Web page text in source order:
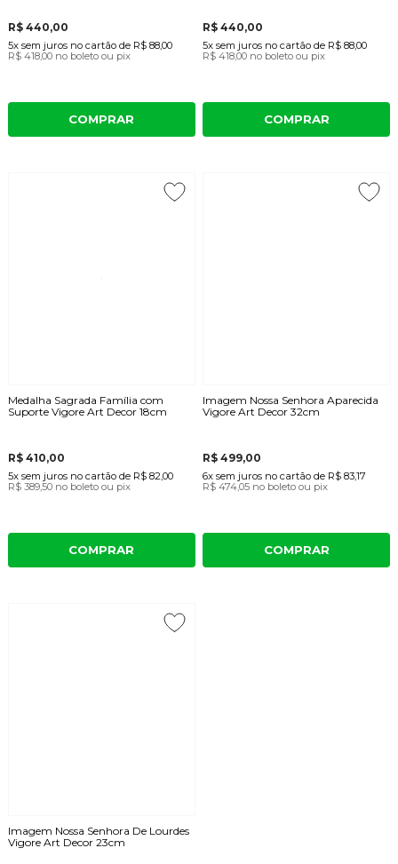
R$ 440,00
5x sem juros no cartãode R$ 88,00
R$ 418,00 no boleto ou pix
COMPRAR
R$ 440,00
5x sem juros no cartão de R$ 88,00
R$ 418,00 no boleto ou pix
COMPRAR
Medalha Sagrada Família com
Suporte Vigore Art Decor 18cm
R$ 410,00
5x sem juros no cartãode R$ 82,00
R$ 389,50 no boleto ou pix
COMPRAR
Imagem Nossa Senhora Aparecida
Vigore Art Decor 32cm
R$ 499,00
6x sem juros no cartão de R$ 83,17
R$ 474,05 no boleto ou pix
COMPRAR
Imagem Nossa Senhora De Lourdes
Vigore Art Decor 23cm